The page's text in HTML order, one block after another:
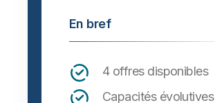
En bref
4 offres disponibles
Capacités évolutives